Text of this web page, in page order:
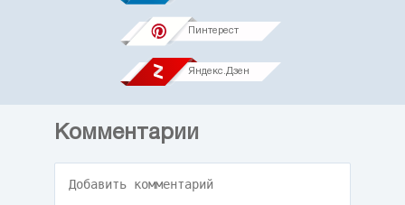
Пинтерест
Яндекс.Дзен
Комментарии